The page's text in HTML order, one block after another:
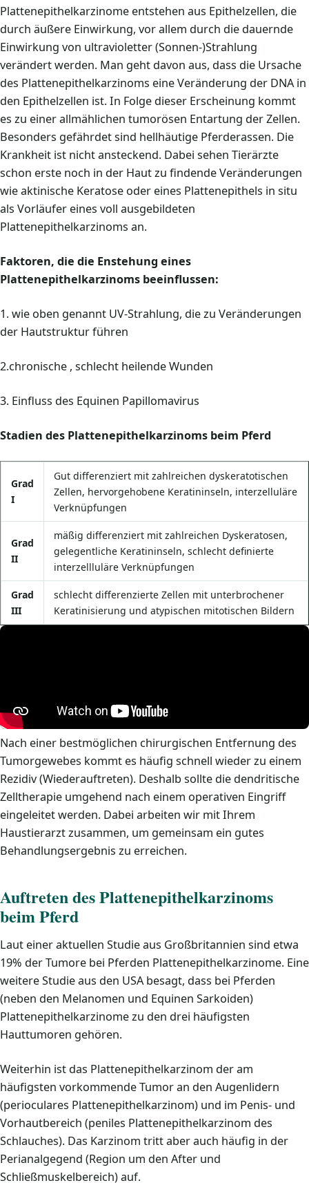
Plattenepithelkarzinome entstehen aus Epithelzellen, die
durch äußere Einwirkung, vor allem durch die dauernde
Einwirkung von ultravioletter (Sonnen-)Strahlung
verändert werden. Man geht davon aus, dass die Ursache
des Plattenepithelkarzinoms eine Veränderung der DNA in
den Epithelzellen ist. In Folge dieser Erscheinung kommt
es zu einer allmählichen tumorösen Entartung der Zellen.
Besonders gefährdet sind hellhäutige Pferderassen. Die
Krankheit ist nicht ansteckend. Dabei sehen Tierärzte
schon erste noch in der Haut zu findende Veränderungen
wie aktinische Keratose oder eines Plattenepithels in situ
als Vorläufer eines voll ausgebildeten
Plattenepithelkarzinoms an.
Faktoren, die die Enstehung eines
Plattenepithelkarzinoms beeinflussen:
1. wie oben genannt UV-Strahlung, die zu Veränderungen
der Hautstruktur führen
2.chronische , schlecht heilende Wunden
3. Einfluss des Equinen Papillomavirus
Stadien des Plattenepithelkarzinoms beim Pferd
Grad
I
Gut differenziert mit zahlreichen dyskeratotischen
Zellen, hervorgehobene Keratininseln, interzelluläre
Verknüpfungen
Grad
II
mäßig differenziert mit zahlreichen Dyskeratosen,
gelegentliche Keratininseln, schlecht definierte
interzellluläre Verknüpfungen
Grad
III
schlecht differenzierte Zellen mit unterbrochener
Keratinisierung und atypischen mitotischen Bildern
Nach einer bestmöglichen chirurgischen Entfernung des
Tumorgewebes kommt es häufig schnell wieder zu einem
Rezidiv (Wiederauftreten). Deshalb sollte die dendritische
Zelltherapie umgehend nach einem operativen Eingriff
eingeleitet werden. Dabei arbeiten wir mit Ihrem
Haustierarzt zusammen, um gemeinsam ein gutes
Behandlungsergebnis zu erreichen.
Auftreten des Plattenepithelkarzinoms
beim Pferd
Laut einer aktuellen Studie aus Großbritannien sind etwa
19% der Tumore bei Pferden Plattenepithelkarzinome. Eine
weitere Studie aus den USA besagt, dass bei Pferden
(neben den Melanomen und Equinen Sarkoiden)
Plattenepithelkarzinome zu den drei häufigsten
Hauttumoren gehören.
Weiterhin ist das Plattenepithelkarzinom der am
häufigsten vorkommende Tumor an den Augenlidern
(perioculares Plattenepithelkarzinom) und im Penis- und
Vorhautbereich (peniles Plattenepithelkarzinom des
Schlauches). Das Karzinom tritt aber auch häufig in der
Perianalgegend (Region um den After und
Schließmuskelbereich) auf.